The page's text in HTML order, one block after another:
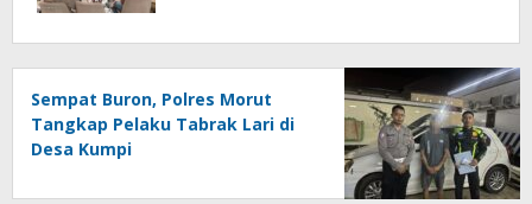
Sempat Buron, Polres Morut
Tangkap Pelaku Tabrak Lari di
Desa Kumpi